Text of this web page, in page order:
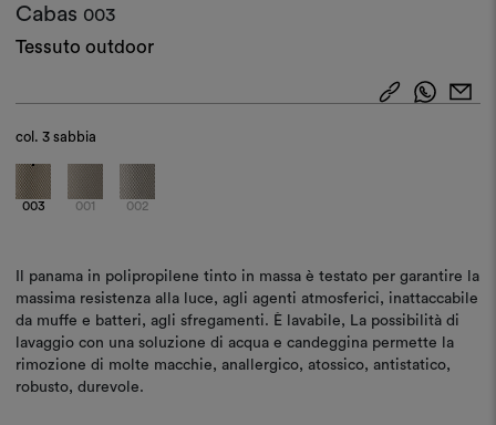
Cabas 003
Tessuto outdoor
col.3 sabbia
003 001 002
Il panama in polipropilene tinto in massa è testato per garantire la
massima resistenza alla luce, agli agenti atmosferici, inattaccabile
da muffe e batteri, agli sfregamenti. È lavabile, La possibilità di
lavaggio con una soluzione di acqua e candeggina permette la
rimozione di molte macchie, anallergico, atossico, antistatico,
robusto, durevole.